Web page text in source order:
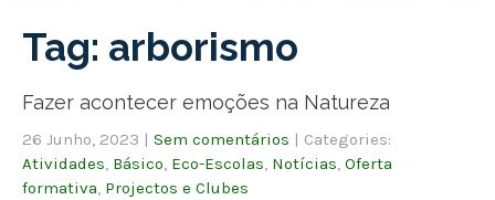
Tag: arborismo
Fazer acontecer emoções na Natureza
26 Junho, 2023 | Sem comentários | Categories:
Atividades Básico Eco-Escolas Notícias Oferta
formativa Projectos e Clubes